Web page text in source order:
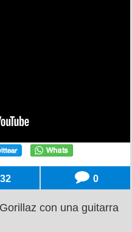
32 0
con una guitarra